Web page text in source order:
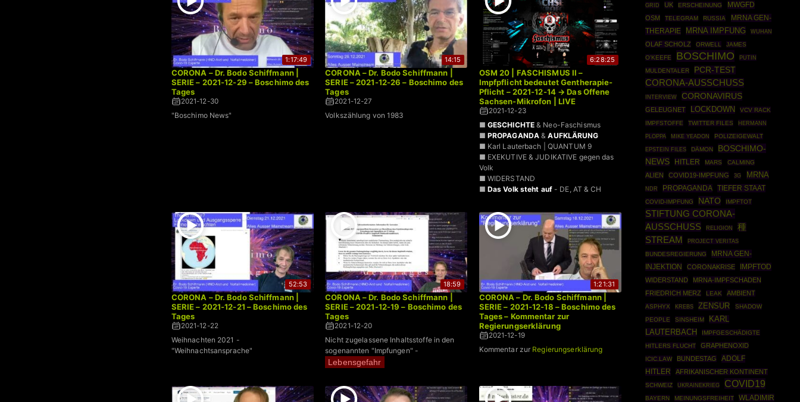
1:17:49
CORONA – Dr. Bodo Schiffmann |
SERIE – 2021-12-29 – Boschimo des
Tages
2021-12-30
"Boschimo News"
14:15
CORONA – Dr. Bodo Schiffmann |
SERIE – 2021-12-26 – Boschimo des
Tages
2021-12-27
Volkszählung von 1983
6:28:25
OSM 20 | FASCHISMUS II –
Impfpflicht bedeutet Gentherapie-
Pflicht – 2021-12-14 → Das Offene
Sachsen-Mikrofon | LIVE
2021-12-23
■ GESCHICHTE & Neo-Faschismus
■ PROPAGANDA &AUFKLÄRUNG
■ Karl Lauterbach | QUANTUM 9
■ EXEKUTIVE & JUDIKATIVE gegen das
Volk
■ WIDERSTAND
■ Das Volk steht auf- DE, AT & CH
52:53
CORONA – Dr. Bodo Schiffmann |
SERIE – 2021-12-21 – Boschimo des
Tages
2021-12-22
Weihnachten 2021 -
"Weihnachtsansprache"
18:59
CORONA – Dr. Bodo Schiffmann |
SERIE – 2021-12-19 – Boschimo des
Tages
2021-12-20
Nicht zugelassene Inhaltsstoffe in den
sogenannten "Impfungen" -
Lebensgefahr
1:21:31
CORONA – Dr. Bodo Schiffmann |
SERIE – 2021-12-18 – Boschimo des
Tages – Kommentar zur
Regierungserklärung
2021-12-19
Kommentar zur Regierungserklärung
GRID
UK ERSCHEINUNG MWGFD
OSM TELEGRAM RUSSIA
MRNA GEN-
THERAPIE
MRNA IMPFUNG WUHAN
OLAF SCHOLZ ORWELL
JAMES
O'KEEFE
BOSCHIMO
PUTIN
MULDENTALER
PCR-TEST
CORONA-AUSSCHUSS
INTERVIEW CORONAVIRUS
GELEUGNET LOCKDOWN
VCV RACK
IMPFSTOFFE
TWITTER FILES
HERMANN
PLOPPA
MIKE YEADON
POLIZEIGEWALT
EPSTEIN FILES
DÄMON
BOSCHIMO-
NEWS
HITLER MARS CALMING
ALIEN COVID19-IMPFUNG 3G MRNA
NDR PROPAGANDA TIEFER STAAT
COVID-IMPFUNG NATO IMPFTOT
STIFTUNG CORONA-
AUSSCHUSS
RELIGION
種
STREAM
PROJECT VERITAS
BUNDESREGIERUNG
MRNA GEN-
INJEKTION
CORONAKRISE IMPFTOD
WIDERSTAND
MRNA-IMPFSCHADEN
FRIEDRICH MERZ
LEAK AMBIENT
ASPHYX KREBS ZENSUR
SHADOW
PEOPLE
SINSHEIM
KARL
LAUTERBACH
IMPFGESCHÄDIGTE
HITLERS FLUCHT
GRAPHENOXID
ICIC.LAW BUNDESTAG
ADOLF
HITLER
AFRIKANISCHER KONTINENT
SCHWEIZ UKRAINEKRIEG COVID19
BAYERN MEINUNGSFREIHEIT
WLADIMIR